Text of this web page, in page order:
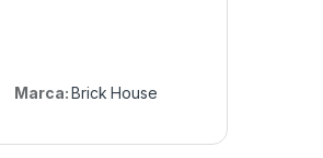
Marca:Brick House